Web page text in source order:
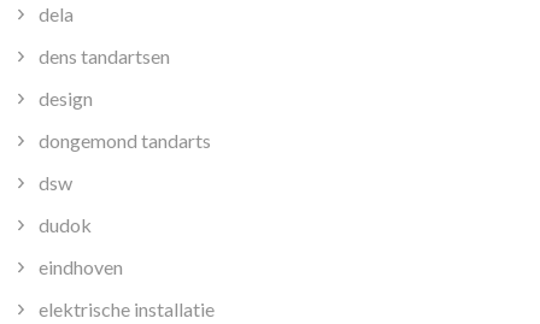
dela
dens tandartsen
design
dongemond tandarts
dsw
dudok
eindhoven
elektrische installatie